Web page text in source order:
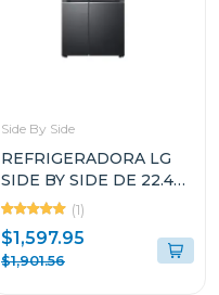
Side By Side
REFRIGERADORA LG
SIDE BY SIDE DE 22.4P³
INSTAVIEW DOOR IN
DOOR CRAFT ICE
VS25XHWCB
(1)
$1,597.95
$1,901.56